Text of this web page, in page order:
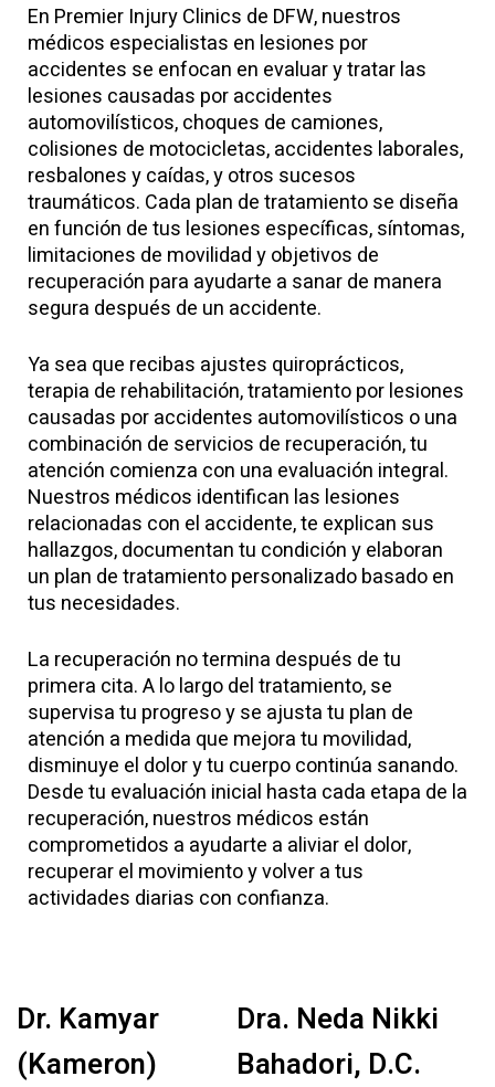
En Premier Injury Clinics de DFW, nuestros
médicos especialistas en lesiones por
accidentes se enfocan en evaluar y tratar las
lesiones causadas por accidentes
automovilísticos, choques de camiones,
colisiones de motocicletas, accidentes laborales,
resbalones y caídas, y otros sucesos
traumáticos. Cada plan de tratamiento se diseña
en función de tus lesiones específicas, síntomas,
limitaciones de movilidad y objetivos de
recuperación para ayudarte a sanar de manera
segura después de un accidente.
Ya sea que recibas ajustes quiroprácticos,
terapia de rehabilitación, tratamiento por lesiones
causadas por accidentes automovilísticos o una
combinación de servicios de recuperación, tu
atención comienza con una evaluación integral.
Nuestros médicos identifican las lesiones
relacionadas con el accidente, te explican sus
hallazgos, documentan tu condición y elaboran
un plan de tratamiento personalizado basado en
tus necesidades.
La recuperación no termina después de tu
primera cita. A lo largo del tratamiento, se
supervisa tu progreso y se ajusta tu plan de
atención a medida que mejora tu movilidad,
disminuye el dolor y tu cuerpo continúa sanando.
Desde tu evaluación inicial hasta cada etapa de la
recuperación, nuestros médicos están
comprometidos a ayudarte a aliviar el dolor,
recuperar el movimiento y volver a tus
actividades diarias con confianza.
Dr. Kamyar
(Kameron)
Dra. Neda Nikki
Bahadori, D.C.